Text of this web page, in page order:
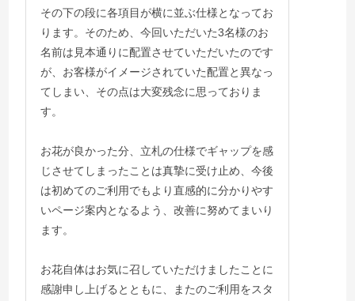
その下の段に各項目が横に並ぶ仕様となってお
ります。そのため、今回いただいた3名様のお
名前は見本通りに配置させていただいたのです
が、お客様がイメージされていた配置と異なっ
てしまい、その点は大変残念に思っておりま
す。
お花が良かった分、立札の仕様でギャップを感
じさせてしまったことは真摯に受け止め、今後
は初めてのご利用でもより直感的に分かりやす
いページ案内となるよう、改善に努めてまいり
ます。
お花自体はお気に召していただけましたことに
感謝申し上げるとともに、またのご利用をスタ